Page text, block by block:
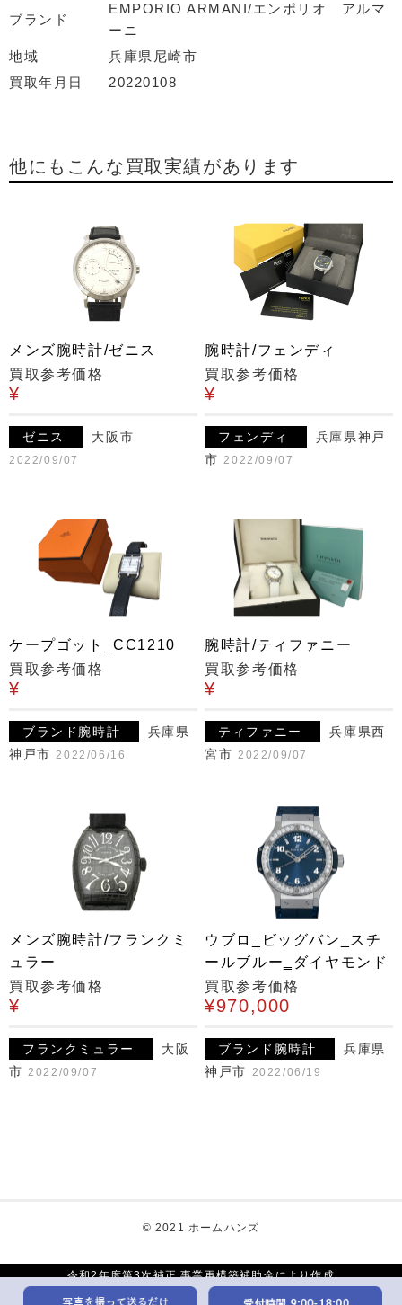
ブランド
EMPORIO ARMANI/エンポリオ アルマ
ーニ
地域
兵庫県尼崎市
買取年月日
20220108
他にもこんな買取実績があります
メンズ腕時計/ゼニス
買取参考価格
¥
ゼニス 大阪市
2022/09/07
腕時計/フェンディ
買取参考価格
¥
フェンディ
兵庫県神戸
市 2022/09/07
ケープゴット_CC1210
買取参考価格
¥
ブランド腕時計
兵庫県
神戸市 2022/06/16
腕時計/ティファニー
買取参考価格
¥
ティファニー
兵庫県西
宮市 2022/09/07
メンズ腕時計/フランクミ
ュラー
買取参考価格
¥
フランクミュラー
大阪
市 2022/09/07
ウブロ‗ビッグバン‗スチ
ールブルー‗ダイヤモンド
買取参考価格
¥970,000
ブランド腕時計
兵庫県
神戸市 2022/06/19
© 2021 ホームハンズ
令和2年度第3次補正 事業再構築補助金により作成